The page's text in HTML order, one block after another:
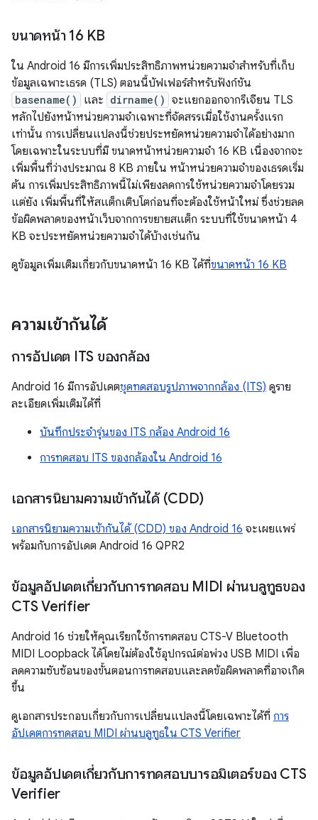
ขนาดหน้า 16 KB
ใน Android 16 มีการเพิ่มประสิทธิภาพหน่วยความจำสำหรับที่เก็บ
ข้อมูลเฉพาะเธรด (TLS) ตอนนี้บัฟเฟอร์สำหรับฟังก์ชัน
basename() และ dirname() จะแยกออกจากรีเจียน TLS
หลักไปยังหน้าหน่วยความจำเฉพาะที่จัดสรรเมื่อใช้งานครั้งแรก
เท่านั้น การเปลี่ยนแปลงนี้ช่วยประหยัดหน่วยความจำได้อย่างมาก
โดยเฉพาะในระบบที่มี ขนาดหน้าหน่วยความจำ 16 KB เนื่องจากจะ
เพิ่มพื้นที่ว่างประมาณ 8 KB ภายใน หน้าหน่วยความจำของเธรดเริ่ม
ต้น การเพิ่มประสิทธิภาพนี้ไม่เพียงลดการใช้หน่วยความจำโดยรวม
แต่ยัง เพิ่มพื้นที่ให้สแต็กเติบโตก่อนที่จะต้องใช้หน้าใหม่ ซึ่งช่วยลด
ข้อผิดพลาดของหน้าเว็บจากการขยายสแต็ก ระบบที่ใช้ขนาดหน้า 4
KB จะประหยัดหน่วยความจำได้บ้างเช่นกัน
ดูข้อมูลเพิ่มเติมเกี่ยวกับขนาดหน้า 16 KB ได้ที่ขนาดหน้า 16 KB
ความเข้ากันได้
การอัปเดต ITS ของกล้อง
Android 16 มีการอัปเดตชุดทดสอบรูปภาพจากกล้อง (ITS) ดูราย
ละเอียดเพิ่มเติมได้ที่
บันทึกประจำรุ่นของ ITS กล้อง Android 16
การทดสอบ ITS ของกล้องใน Android 16
เอกสารนิยามความเข้ากันได้ (CDD)
เอกสารนิยามความเข้ากันได้ (CDD) ของ Android 16 จะเผยแพร่
พร้อมกับการอัปเดต Android 16 QPR2
ข้อมูลอัปเดตเกี่ยวกับการทดสอบ MIDI ผ่านบลูทูธของ
CTS Verifier
Android 16 ช่วยให้คุณเรียกใช้การทดสอบ CTS-V Bluetooth
MIDI Loopback ได้โดยไม่ต้องใช้อุปกรณ์ต่อพ่วง USB MIDI เพื่อ
ลดความซับซ้อนของขั้นตอนการทดสอบและลดข้อผิดพลาดที่อาจเกิด
ขึ้น
ดูเอกสารประกอบเกี่ยวกับการเปลี่ยนแปลงนี้โดยเฉพาะได้ที่ การ
อัปเดตการทดสอบ MIDI ผ่านบลูทูธใน CTS Verifier
ข้อมูลอัปเดตเกี่ยวกับการทดสอบบารอมิเตอร์ของ CTS
Verifier